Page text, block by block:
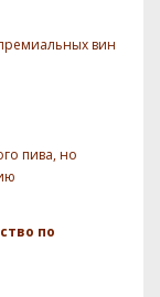
вин
пива, но
по